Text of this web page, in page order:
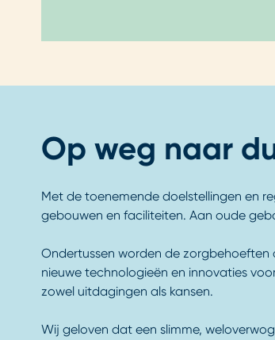
Op weg naar
Met de toenemende doelstellingen en
gebouwen en faciliteiten. Aan oude
Ondertussen worden de
nieuwe technologieën en innovaties
zowel uitdagingen als kansen.
Wij geloven dat een slimme,